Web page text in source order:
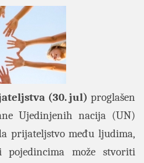
(30. jul) proglašen
Ujedinjenih nacija (UN)
prijateljstvo među ljudima,
pojedincima može stvoriti